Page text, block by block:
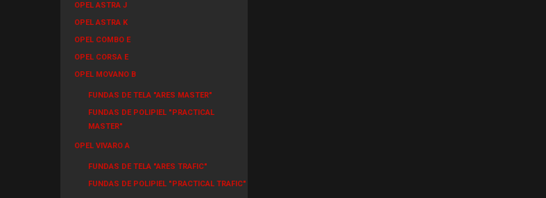
OPEL ASTRA J
OPEL ASTRA K
OPEL COMBO E
OPEL CORSA E
OPEL MOVANO B
FUNDAS DE TELA "ARES MASTER"
FUNDAS DE POLIPIEL "PRACTICAL
MASTER"
OPEL VIVARO A
FUNDAS DE TELA "ARES TRAFIC"
FUNDAS DE POLIPIEL "PRACTICAL TRAFIC"